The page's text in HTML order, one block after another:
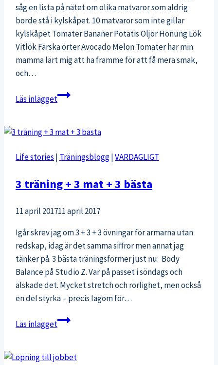
såg en lista på nätet om olika matvaror som aldrig
borde stå i kylskåpet. 10 matvaror som inte gillar
kylskåpet Tomater Bananer Potatis Oljor Honung Lök
Vitlök Färska örter Avocado Melon Tomater har min
mamma lärt mig att ha framme för att få mera smak,
och…
Läs inlägget10
aldrig
lägga
kylskåpet
Life stories | Träningsblogg|VARDAGLIGT
3 träning + 3 mat + 3 bästa
11 april 201711 april 2017
Igår skrev jag om 3 + 3 + 3 övningar för armarna utan
redskap, idag är det samma siffror men annat jag
tänker på. 3 bästa träningsformer just nu: Body
Balance på Studio Z. Var på passet i söndags och
älskade det. Mycket stretch och rörlighet, men också
en del styrka – precis lagom för…
Läs inlägget3
3